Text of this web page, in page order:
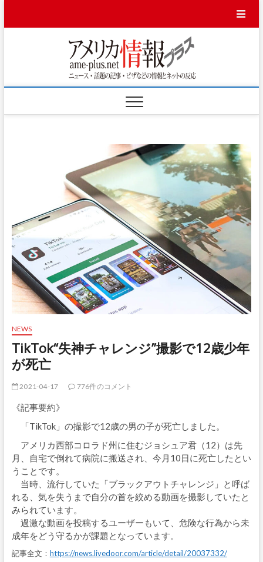
リカ
ス
トの反応
NEWS
TikTok“失神チャレンジ”撮影で12歳少年
が死亡
2021-04-17 776件のコメント
《記事要約》
「TikTok」の撮影で12歳の男の子が死亡しました。
アメリカ西部コロラド州に住むジョシュア君（12）は先
月、自宅で倒れて病院に搬送され、今月10日に死亡したとい
うことです。
当時、流行していた「ブラックアウトチャレンジ」と呼ば
れる、気を失うまで自分の首を絞める動画を撮影していたと
みられています。
過激な動画を投稿するユーザーもいて、危険な行為から未
成年をどう守るかが課題となっています。
記事全文： https://news.livedoor.com/article/detail/20037332/